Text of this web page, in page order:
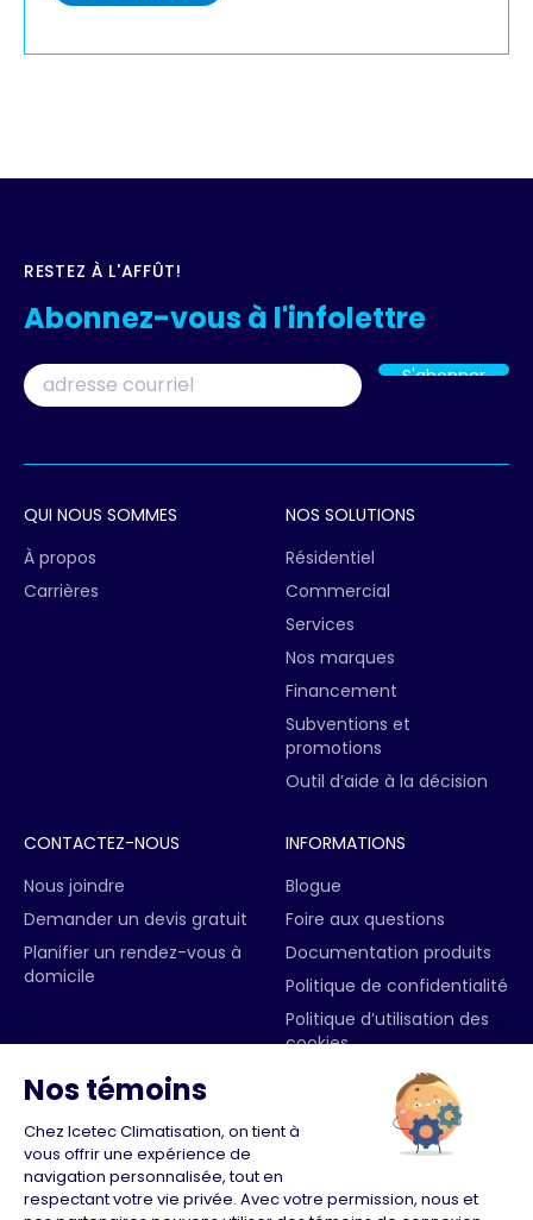
RESTEZ À L'AFFÛT!
Abonnez-vous à l'infolettre
Courriel
QUI NOUS SOMMES
À propos
Carrières
NOS SOLUTIONS
Résidentiel
Commercial
Services
Nos marques
Financement
Subventions et
promotions
Outil d’aide à la décision
CONTACTEZ-NOUS
Nous joindre
Demander un devis gratuit
Planifier un rendez-vous à
domicile
INFORMATIONS
Blogue
Foire aux questions
Documentation produits
Politique de confidentialité
Politique d’utilisation des
cookies
357 avenue Taniata,
418 839-7993